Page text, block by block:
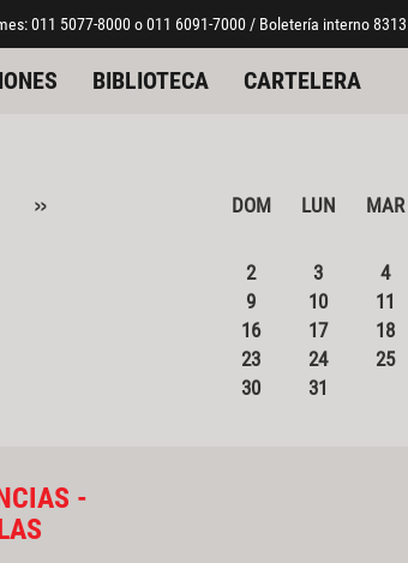
011 5077-8000 o 011 6091-7000 / Boletería interno
BIBLIOTECA CARTELERA
» DOM LUN MAR
2
3 4
9
10 11
16
17 18
23
24 25
30
31
-